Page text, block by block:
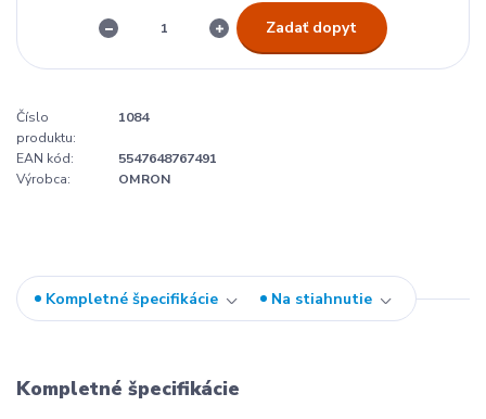
Zadať dopyt
Číslo
produktu:
1084
EAN kód:
5547648767491
Výrobca:
OMRON
Kompletné špecifikácie Na stiahnutie
Kompletné špecifikácie